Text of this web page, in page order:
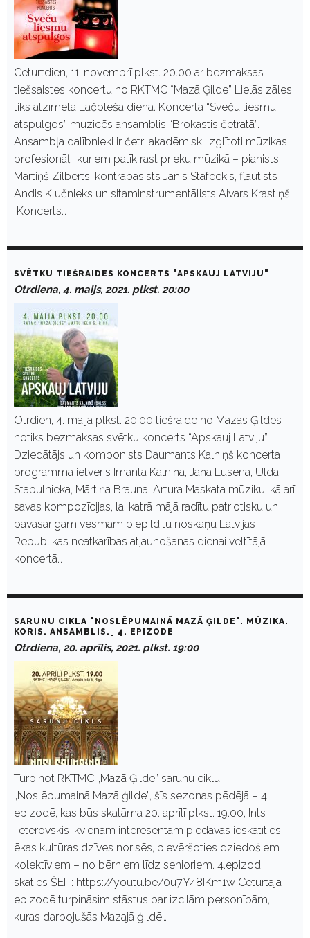
Ceturtdien, 11. novembrī plkst. 20.00 ar bezmaksas
tiešsaistes koncertu no RKTMC “Mazā Ģilde” Lielās zāles
tiks atzīmēta Lāčplēša diena. Koncertā “Sveču liesmu
atspulgos” muzicēs ansamblis “Brokastis četratā”.
Ansambļa dalībnieki ir četri akadēmiski izglītoti mūzikas
profesionāļi, kuriem patīk rast prieku mūzikā – pianists
Mārtiņš Zilberts, kontrabasists Jānis Stafeckis, flautists
Andis Klučnieks un sitaminstrumentālists Aivars Krastiņš.
Koncerts…
SVĒTKU TIEŠRAIDES KONCERTS "APSKAUJ LATVIJU"
Otrdiena, 4. maijs, 2021. plkst. 20:00
Otrdien, 4. maijā plkst. 20.00 tiešraidē no Mazās Ģildes
notiks bezmaksas svētku koncerts “Apskauj Latviju”.
Dziedātājs un komponists Daumants Kalniņš koncerta
programmā ietvēris Imanta Kalniņa, Jāņa Lūsēna, Ulda
Stabulnieka, Mārtiņa Brauna, Artura Maskata mūziku, kā arī
savas kompozīcijas, lai katrā mājā radītu patriotisku un
pavasarīgām vēsmām piepildītu noskaņu Latvijas
Republikas neatkarības atjaunošanas dienai veltītājā
koncertā…
SARUNU CIKLA "NOSLĒPUMAINĀ MAZĀ ĢILDE". MŪZIKA.
KORIS. ANSAMBLIS._ 4. EPIZODE
Otrdiena, 20. aprīlis, 2021. plkst. 19:00
Turpinot RKTMC „Mazā Ģilde” sarunu ciklu
„Noslēpumainā Mazā ģilde”, šīs sezonas pēdējā – 4.
epizodē, kas būs skatāma 20. aprīlī plkst. 19.00, Ints
Teterovskis ikvienam interesentam piedāvās ieskatīties
ēkas kultūras dzīves norisēs, pievēršoties dziedošiem
kolektīviem – no bērniem līdz senioriem. 4.epizodi
skaties ŠEIT: https://youtu.be/0u7Y48IKm1w Ceturtajā
epizodē turpināsim stāstus par izcilām personībām,
kuras darbojušās Mazajā ģildē…